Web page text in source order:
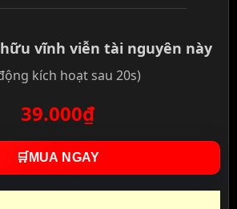
vĩnh viễn tài nguyên này
kích hoạt sau 20s)
39.000₫
🛒 MUA NGAY